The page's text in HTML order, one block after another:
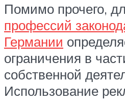
Помимо прочего,
профессий
Германии
ограничения в
собственной
Использование